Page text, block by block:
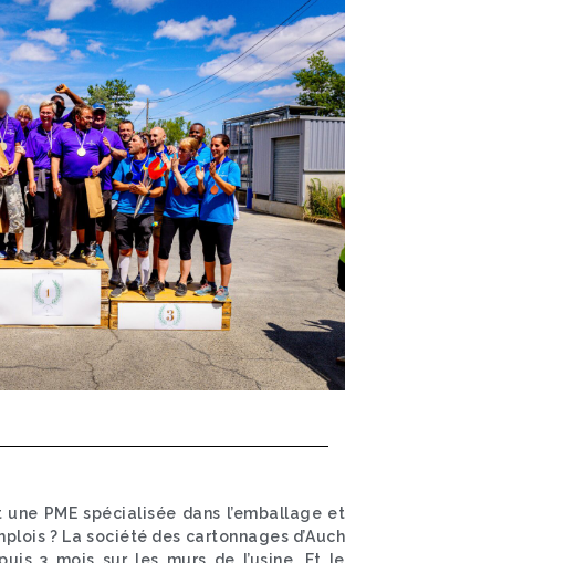
PME spécialisée dans l’emballage et
? La société des cartonnages d’Auch